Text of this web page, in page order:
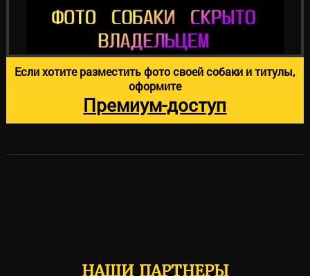
Если хотите разместить фото своей собаки и титулы,
оформите
Премиум-доступ
НАШИ ПАРТНЕРЫ